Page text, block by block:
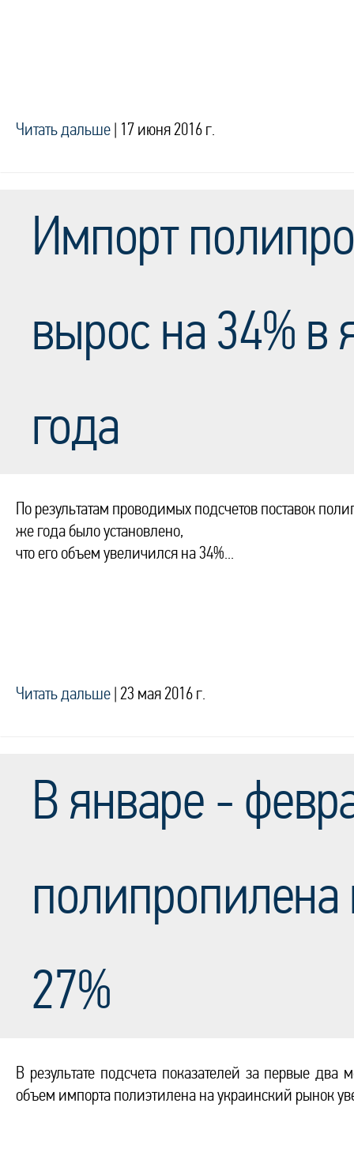
Читать дальше | 17 июня 2016 г.
Импорт
вырос на 34% в
года
По результатам проводимых подсчетов поставок
же года было установлено,
что его объем увеличился на 34%...
Читать дальше | 23 мая 2016 г.
В январе -
полипропилена
27%
В результате подсчета показателей за первые
объем импорта полиэтилена на украинский рынок